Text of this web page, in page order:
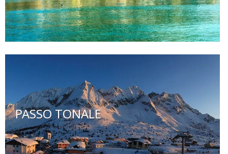
PASSO TONALE